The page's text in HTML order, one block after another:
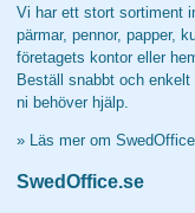
Vi har ett stort sortiment
pärmar, pennor, papper,
företagets kontor eller
Beställ snabbt och
ni behöver hjälp.
» Läs mer om
SwedOffice.se